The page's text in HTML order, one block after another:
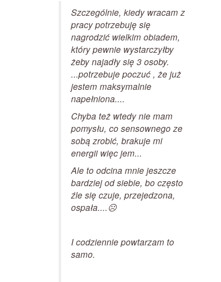
Szczególnie, kiedy wracam z
pracy potrzebuję się
nagrodzić wielkim obiadem,
który pewnie wystarczyłby
żeby najadły się 3 osoby.
...potrzebuje poczuć , że już
jestem maksymalnie
napełniona....
Chyba też wtedy nie mam
pomysłu, co sensownego ze
sobą zrobić, brakuje mi
energii więc jem...
Ale to odcina mnie jeszcze
bardziej od siebie, bo często
źle się czuje, przejedzona,
ospała....☹️
I codziennie powtarzam to
samo.